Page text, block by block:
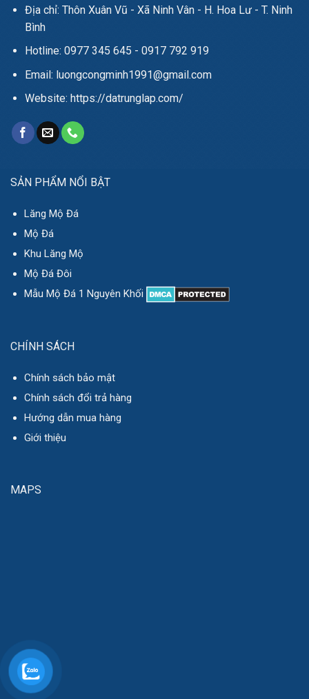
Địa chỉ: Thôn Xuân Vũ - Xã Ninh Vân - H. Hoa Lư - T. Ninh
Bình
Hotline: 0977 345 645 - 0917 792 919
Email: luongcongminh1991@gmail.com
Website: https://datrunglap.com/
SẢN PHẨM NỔI BẬT
Lăng Mộ Đá
Mộ Đá
Khu Lăng Mộ
Mộ Đá Đôi
Mẫu Mộ Đá 1 Nguyên Khối
CHÍNH SÁCH
Chính sách bảo mật
Chính sách đổi trả hàng
Hướng dẫn mua hàng
Giới thiệu
MAPS